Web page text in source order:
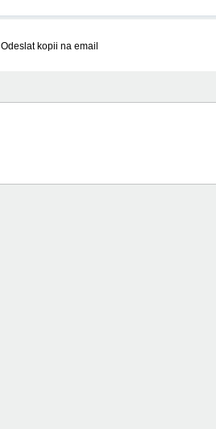
Odeslat kopii na email